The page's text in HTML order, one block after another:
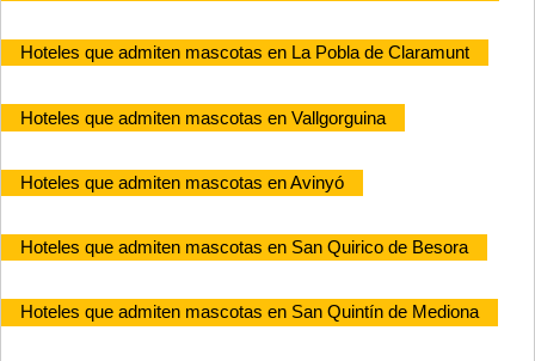
Hoteles que admiten mascotas en La Pobla de Claramunt
Hoteles que admiten mascotas en Vallgorguina
Hoteles que admiten mascotas en Avinyó
Hoteles que admiten mascotas en San Quirico de Besora
Hoteles que admiten mascotas en San Quintín de Mediona